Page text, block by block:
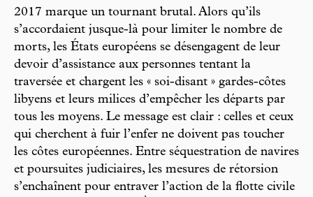
2017 marque un tournant brutal. Alors qu’ils
s’accordaient jusque-là pour limiter le nombre de
morts, les États européens se désengagent de leur
devoir d’assistance aux personnes tentant la
traversée et chargent les « soi-disant » gardes-côtes
libyens et leurs milices d’empêcher les départs par
tous les moyens. Le message est clair : celles et ceux
qui cherchent à fuir l’enfer ne doivent pas toucher
les côtes européennes. Entre séquestration de navires
et poursuites judiciaires, les mesures de rétorsion
s’enchaînent pour entraver l’action de la flotte civile